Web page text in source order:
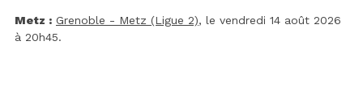
Metz : Grenoble - Metz (Ligue 2), le vendredi 14 août 2026
à 20h45.